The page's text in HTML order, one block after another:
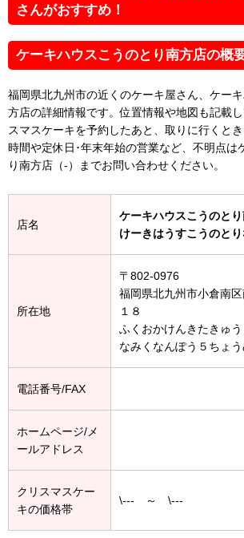
さんがおすすめ！
ケーキハウスこうのとり南方店の概
福岡県北九州市の近くのケーキ屋さん、ケー
方店の詳細情報です。位置情報や地図も記載
スマスケーキを予約したあと、取りに行くと
時間や定休日･年末年始の営業など、不明点は
り南方店（-）までお問い合わせください。
店名
ケーキハウスこうのと
けーきはうすこうのと
所在地
〒802-0976
福岡県北九州市小倉南
１８
ふくおかけんきたきゅ
なみくなんぽう５ちょ
電話番号/FAX
ホームページ/メ
ールアドレス
クリスマスケー
キの価格帯
\--- ～ \---